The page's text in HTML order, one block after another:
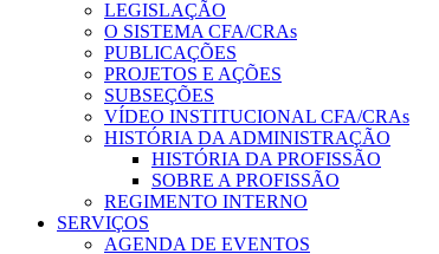
LEGISLAÇÃO
O SISTEMA CFA/CRAs
PUBLICAÇÕES
PROJETOS E AÇÕES
SUBSEÇÕES
VÍDEO INSTITUCIONAL CFA/CRAs
HISTÓRIA DA ADMINISTRAÇÃO
HISTÓRIA DA PROFISSÃO
SOBRE A PROFISSÃO
REGIMENTO INTERNO
SERVIÇOS
AGENDA DE EVENTOS